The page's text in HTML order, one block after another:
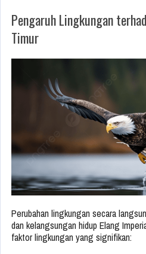
Pengaruh Lingkungan
Timur
Perubahan lingkungan secara
dan kelangsungan hidup Elang
faktor lingkungan yang signifikan: